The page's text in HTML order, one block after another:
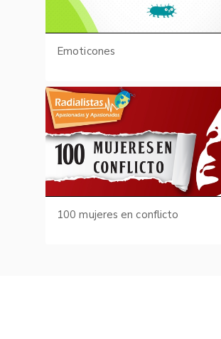
Emoticones
100 mujeres en conflicto